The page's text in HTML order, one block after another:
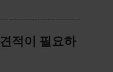
적이 필요하